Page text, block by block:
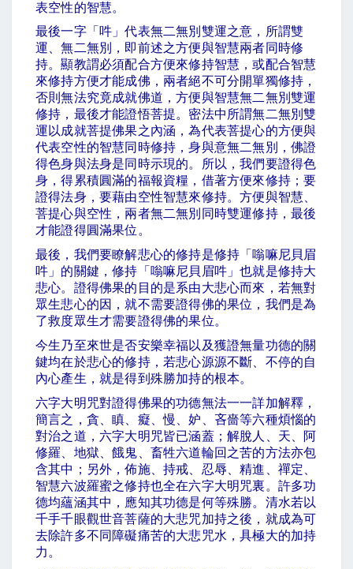
表空性的智慧。
最後一字「吽」代表無二無別雙運之意，所謂雙
運、無二無別，即前述之方便與智慧兩者同時修
持。顯教謂必須配合方便來修持智慧，或配合智慧
來修持方便才能成佛，兩者絕不可分開單獨修持，
否則無法究竟成就佛道，方便與智慧無二無別雙運
修持，最後才能證悟菩提。密法中所謂無二無別雙
運以成就菩提佛果之內涵，為代表菩提心的方便與
代表空性的智慧同時修持，身與意無二無別，佛證
得色身與法身是同時示現的。所以，我們要證得色
身，得累積圓滿的福報資糧，借著方便來修持；要
證得法身，要藉由空性智慧來修持。方便與智慧、
菩提心與空性，兩者無二無別同時雙運修持，最後
才能證得圓滿果位。
最後，我們要瞭解悲心的修持是修持「嗡嘛尼貝眉
吽」的關鍵，修持「嗡嘛尼貝眉吽」也就是修持大
悲心。證得佛果的目的是系由大悲心而來，若無對
眾生悲心的因，就不需要證得佛的果位，我們是為
了救度眾生才需要證得佛的果位。
今生乃至來世是否安樂幸福以及獲證無量功德的關
鍵均在於悲心的修持，若悲心源源不斷、不停的自
內心產生，就是得到殊勝加持的根本。
六字大明咒對證得佛果的功德無法一一詳加解釋，
簡言之，貪、瞋、癡、慢、妒、吝嗇等六種煩惱的
對治之道，六字大明咒皆已涵蓋；解脫人、天、阿
修羅、地獄、餓鬼、畜牲六道輪回之苦的方法亦包
含其中；另外，佈施、持戒、忍辱、精進、禪定、
智慧六波羅蜜之修持也全在六字大明咒裏。許多功
德均蘊涵其中，應知其功德是何等殊勝。清水若以
千手千眼觀世音菩薩的大悲咒加持之後，就成為可
去除許多不同障礙痛苦的大悲咒水，具極大的加持
力。